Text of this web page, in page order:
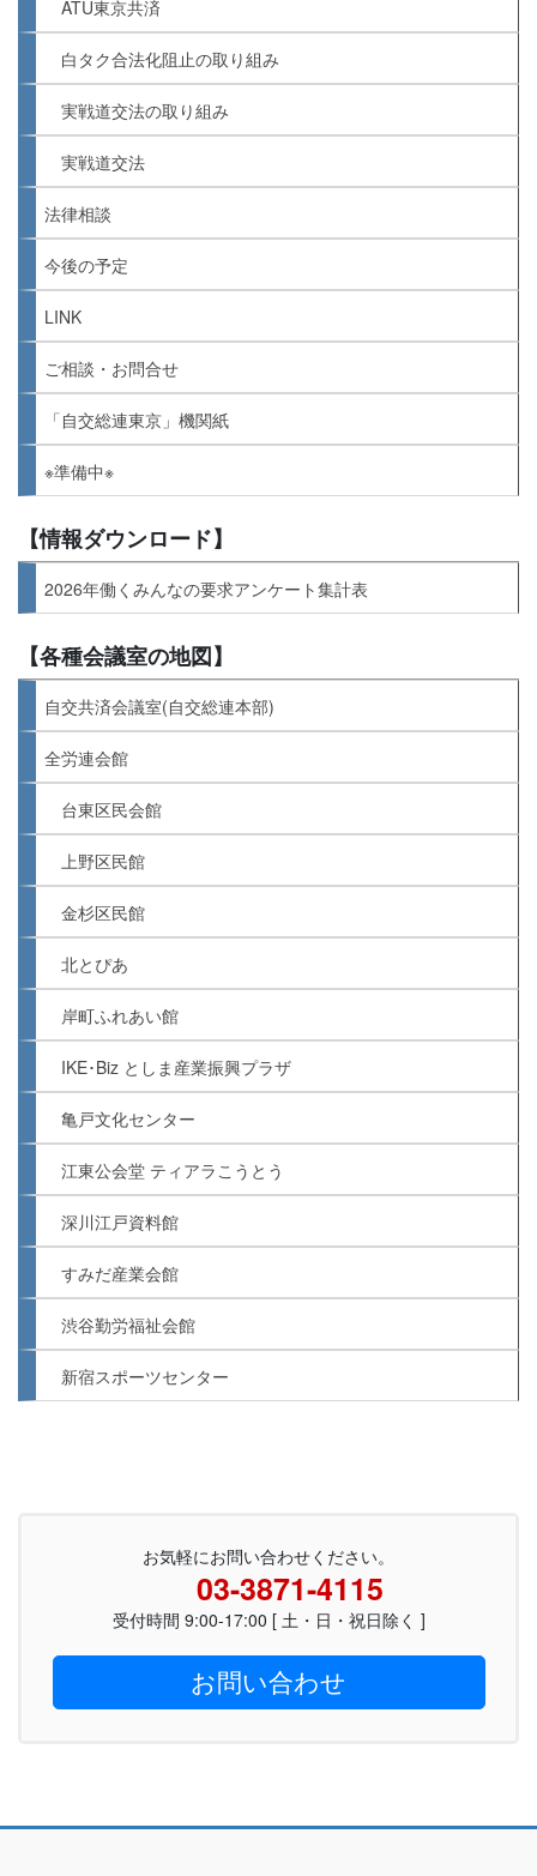
ATU東京共済
白タク合法化阻止の取り組み
実戦道交法の取り組み
実戦道交法
法律相談
今後の予定
LINK
ご相談・お問合せ
「自交総連東京」機関紙
※準備中※
【情報ダウンロード】
2026年働くみんなの要求アンケート集計表
【各種会議室の地図】
自交共済会議室(自交総連本部)
全労連会館
台東区民会館
上野区民館
金杉区民館
北とぴあ
岸町ふれあい館
IKE･Biz としま産業振興プラザ
亀戸文化センター
江東公会堂 ティアラこうとう
深川江戸資料館
すみだ産業会館
渋谷勤労福祉会館
新宿スポーツセンター
お気軽にお問い合わせください。
03-3871-4115
受付時間 9:00-17:00 [ 土・日・祝日除く ]
お問い合わせ